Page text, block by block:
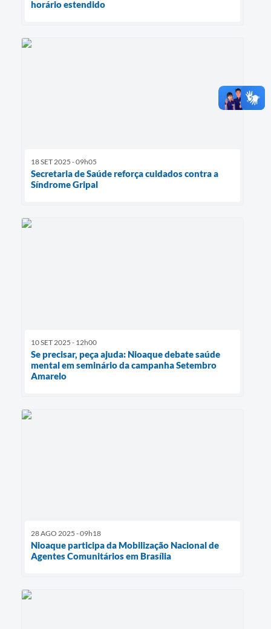
horário estendido
18 SET 2025 - 09h05
Secretaria de Saúde reforça cuidados contra a
Síndrome Gripal
10 SET 2025 - 12h00
Se precisar, peça ajuda: Nioaque debate saúde
mental em seminário da campanha Setembro
Amarelo
28 AGO 2025 - 09h18
Nioaque participa da Mobilização Nacional de
Agentes Comunitários em Brasília